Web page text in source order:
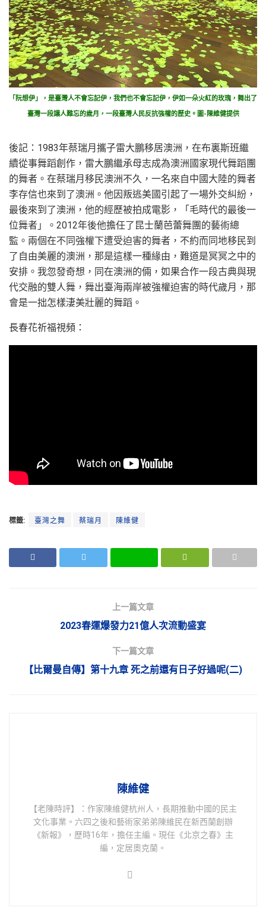
「阮想伊」，是臺灣人不會忘記伊，我們也不會忘記伊，伊如一朵火紅的玫瑰，舞出了
臺灣一段讓人難忘的歲月，一段臺灣人民反抗強權的歷史。圖-陳維健提供
後記：1983年蔡瑞月攜子雷大鵬移居澳洲，在布裏斯班繼
續從事舞蹈創作，雷大鵬繼承母志成為澳洲國家現代舞蹈團
的舞者。在蔡瑞月移民澳洲不久，一名來自中國大陸的舞者
李存信也來到了澳洲。他因叛逃美國引起了一場外交糾紛，
最後來到了澳洲，他的經歷被拍成電影，「毛時代的最後一
位舞者」。2012年後他擔任了昆士蘭芭蕾舞團的藝術總
監。兩個在不同強權下遭受迫害的舞者，不約而同地移民到
了自由美麗的澳洲，那是這樣一種緣由，難道是冥冥之中的
安排。我忽發奇想，同在澳洲的倆，如果合作一段古典與現
代交融的雙人舞，舞出臺海兩岸被強權迫害的時代歲月，那
會是一拙怎樣淒美壯麗的舞蹈。
長春花祈福視頻：
標籤: 臺灣之舞 蔡瑞月 陳維健
上一篇文章
2023春運爆發力21億人次流動盛宴
下一篇文章
【比爾曼自傳】第十九章 死之前還有日子好過呢(二)
陳維健
【老陳時評】：作家陳維健杭州人，長期推動中國的民主
文化事業。六四之後和藝術家弟弟陳維民在新西蘭創辦
《新報》，歷時16年，擔任主編。現任《北京之春》主
編，定居奧克蘭。